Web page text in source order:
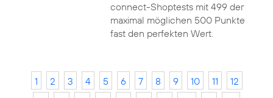
connect-Shoptests mit 499 der
maximal möglichen 500 Punkte
fast den perfekten Wert.
1 2 3 4 5 6 7 8 9 10 11
12